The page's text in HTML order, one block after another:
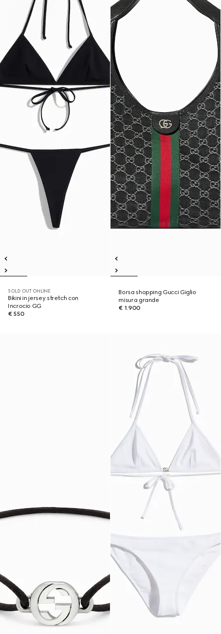
SOLD OUT ONLINE
Bikini in jersey stretch con
Incrocio GG
€ 550
Borsa shopping Gucci Giglio
misura grande
€ 1.900